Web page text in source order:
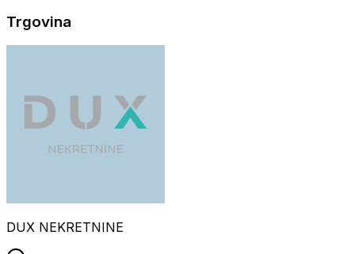
Trgovina
DUX NEKRETNINE